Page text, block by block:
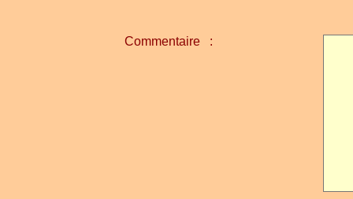
Commentaire :